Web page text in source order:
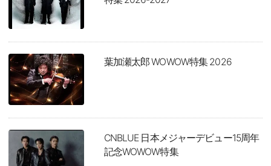
葉加瀬太郎 WOWOW特集 2026
CNBLUE 日本メジャーデビュー15周年
記念WOWOW特集